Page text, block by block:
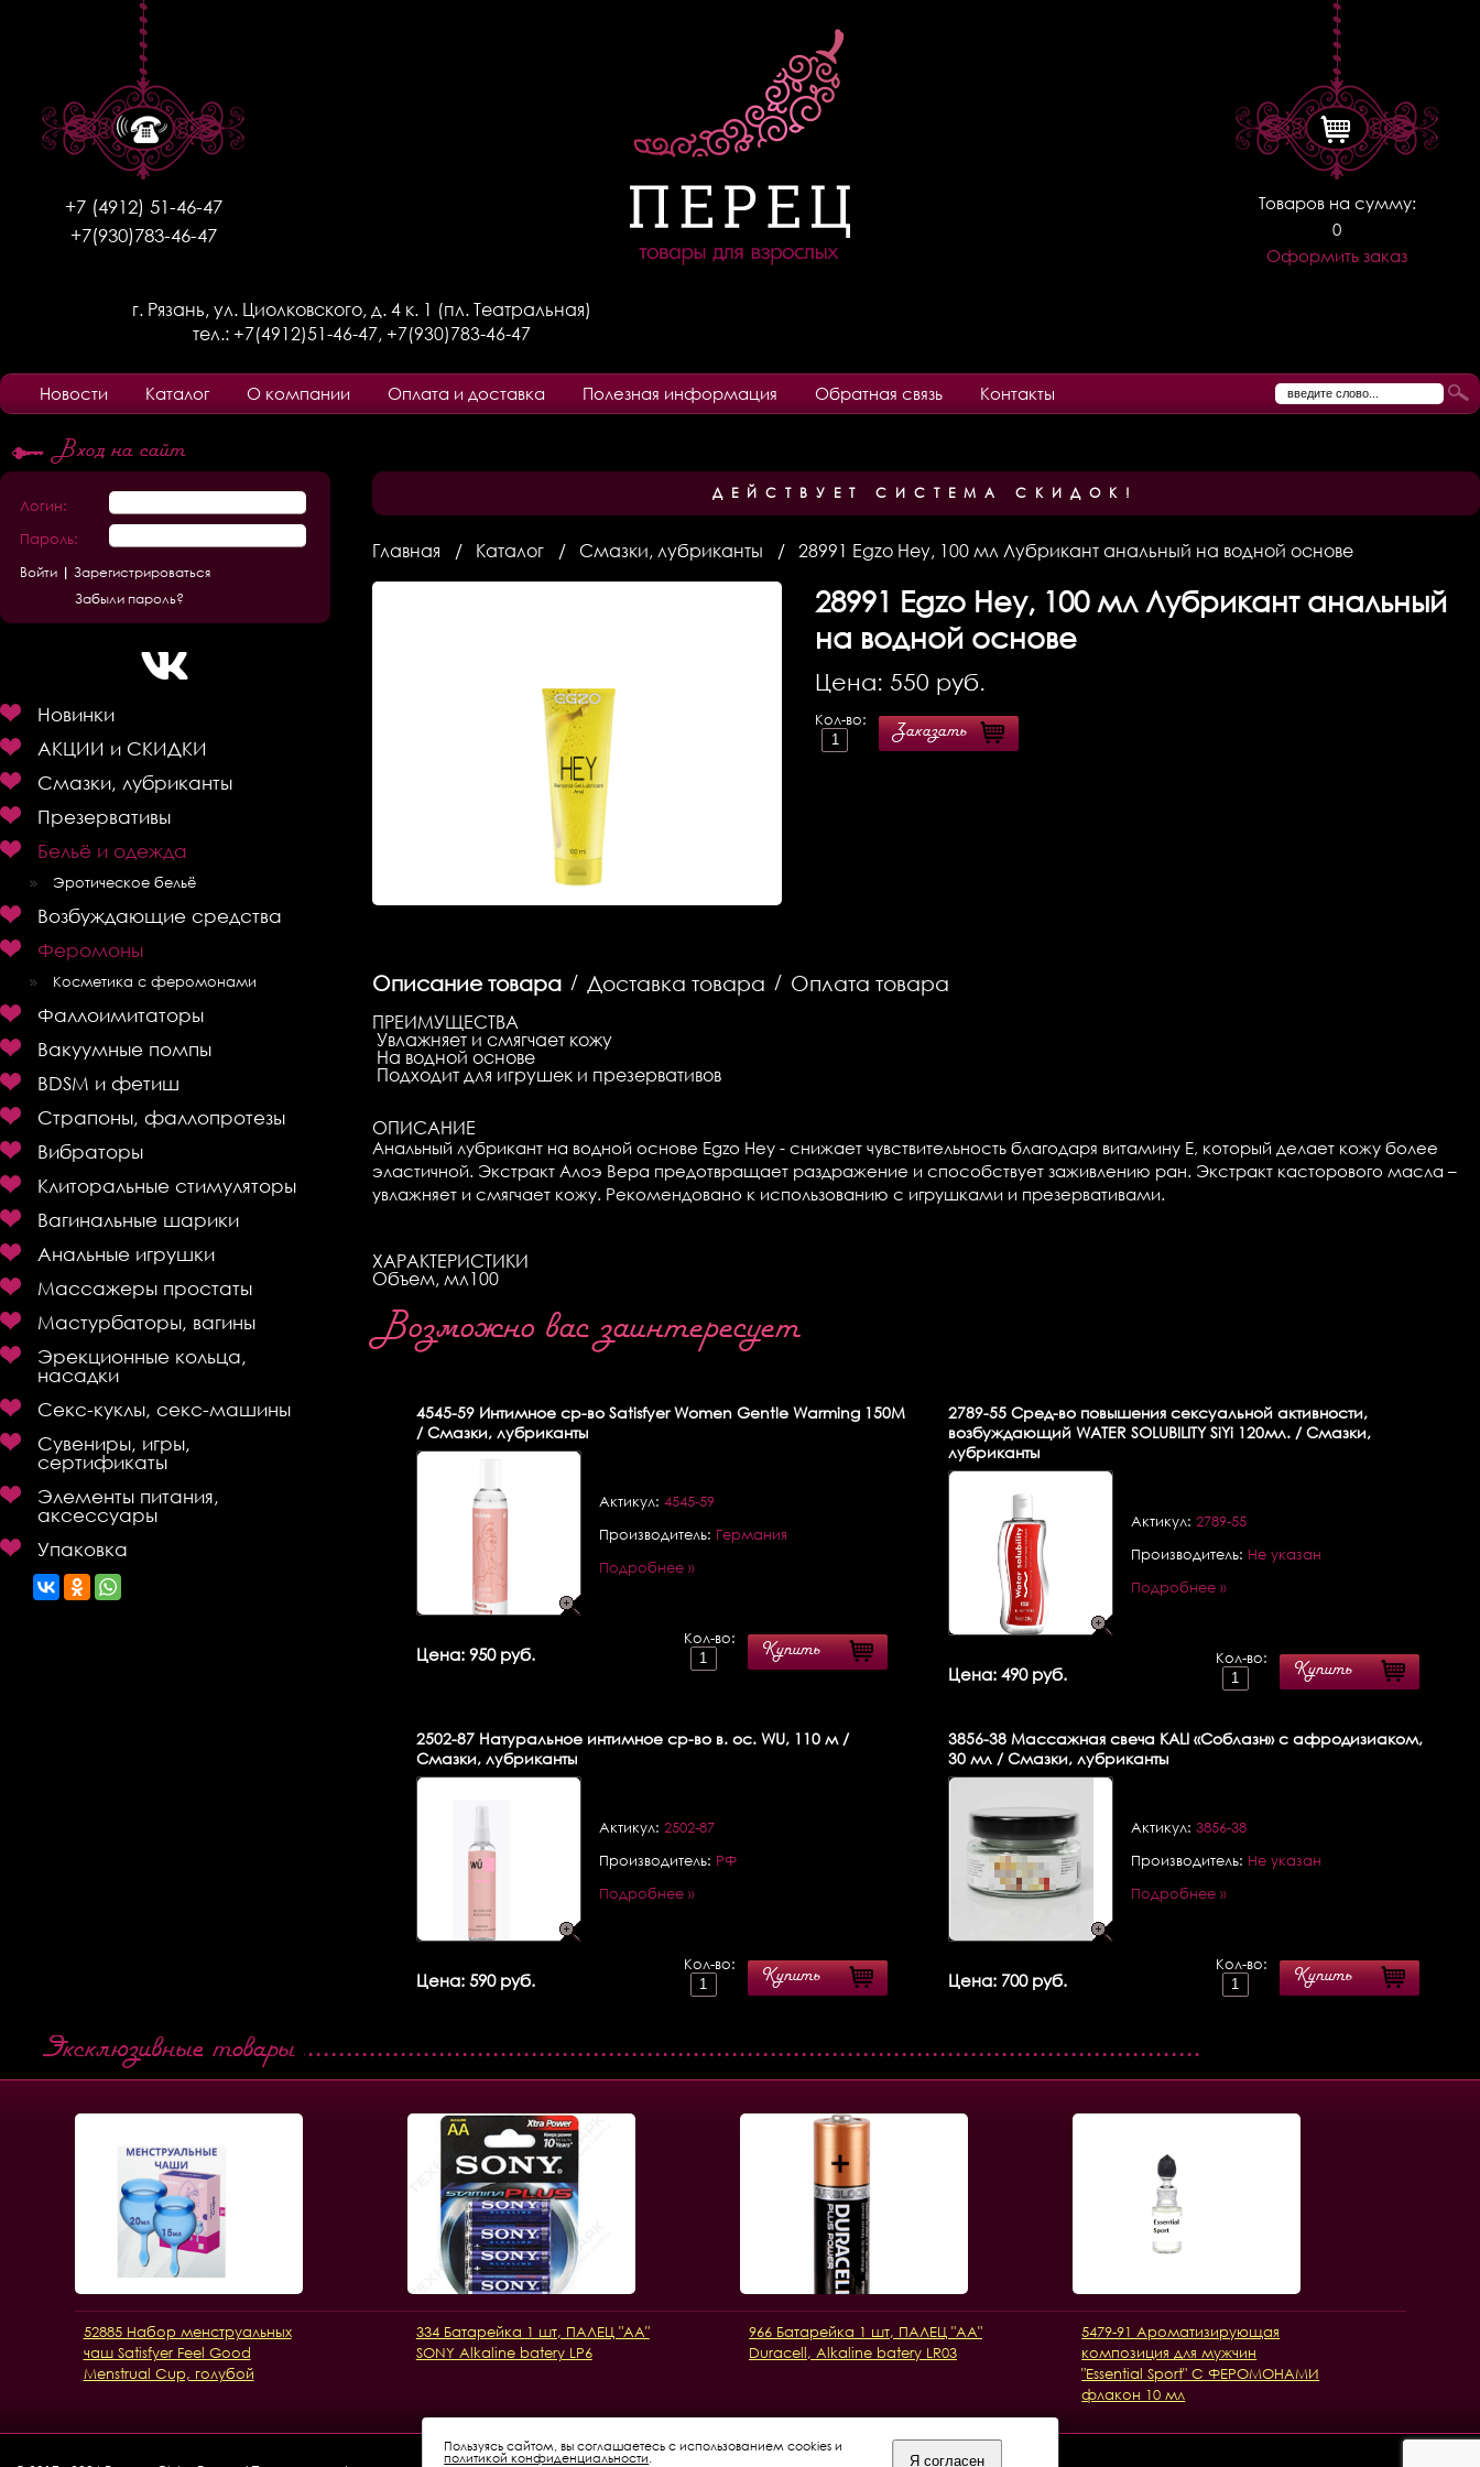
+7 (4912) 51-46-47
+7(930)783-46-47
Товаров на сумму:
0
Оформить заказ
г. Рязань, ул. Циолковского, д. 4 к. 1 (пл. Театральная)
тел.: +7(4912)51-46-47, +7(930)783-46-47
Новости Каталог О компании Оплата и доставка Полезная информация Обратная связь Контакты
Вход на сайт
Логин:
Пароль:
Зарегистрироваться
Забыли пароль?
Новинки
АКЦИИ и СКИДКИ
Смазки, лубриканты
Презервативы
Бельё и одежда
Эротическое бельё
Возбуждающие средства
Феромоны
Косметика с феромонами
Фаллоимитаторы
Вакуумные помпы
BDSM и фетиш
Страпоны, фаллопротезы
Вибраторы
Клиторальные стимуляторы
Вагинальные шарики
Анальные игрушки
Массажеры простаты
Мастурбаторы, вагины
Эрекционные кольца,
насадки
Секс-куклы, секс-машины
Сувениры, игры,
сертификаты
Элементы питания,
аксессуары
Упаковка
ДЕЙСТВУЕТ СИСТЕМА СКИДОК!
Главная Каталог Смазки, лубриканты 28991 Egzo Hey, 100 мл Лубрикант анальный на водной основе
28991 Egzo Hey, 100 мл Лубрикант анальный
на водной основе
Цена: 550 руб.
Кол-во:
Заказать
Описание товара/ Доставка товара / Оплата товара
ПРЕИМУЩЕСТВА
Увлажняет и смягчает кожу
На водной основе
Подходит для игрушек и презервативов
ОПИСАНИЕ
Анальный лубрикант на водной основе Egzo Hey - снижает чувствительность благодаря витамину Е, который делает кожу более
эластичной. Экстракт Алоэ Вера предотвращает раздражение и способствует заживлению ран. Экстракт касторового масла –
увлажняет и смягчает кожу. Рекомендовано к использованию с игрушками и презервативами.
ХАРАКТЕРИСТИКИ
Объем, мл100
Возможно вас заинтересует
4545-59Интимное ср-во Satisfyer Women Gentle Warming 150М
/ Смазки, лубриканты
Актикул: 4545-59
Производитель: Германия
Подробнее »
Цена: 950 руб.
Кол-во:
Купить
2789-55Сред-во повышения сексуальной активности,
возбуждающий WATER SOLUBILITY SiYi 120мл. / Смазки,
лубриканты
Актикул: 2789-55
Производитель: Не указан
Подробнее »
Цена: 490 руб.
Кол-во:
Купить
2502-87Натуральное интимное ср-во в. ос. WU, 110 м /
Смазки, лубриканты
Актикул: 2502-87
Производитель: РФ
Подробнее »
Цена: 590 руб.
Кол-во:
Купить
3856-38Массажная свеча KALI «Соблазн» с афродизиаком,
30 мл / Смазки, лубриканты
Актикул: 3856-38
Производитель: Не указан
Подробнее »
Цена: 700 руб.
Кол-во:
Купить
Эксклюзивные товары
52885 Набор менструальных
чаш Satisfyer Feel Good
Menstrual Cup, голубой
334 Батарейка 1 шт, ПАЛЕЦ "AA"
SONY Alkaline batery LP6
966 Батарейка 1 шт, ПАЛЕЦ "AA"
Duracell, Alkaline batery LR03
5479-91 Ароматизирующая
композиция для мужчин
"Essential Sport" С ФЕРОМОНАМИ
флакон 10 мл
Пользуясь сайтом, вы соглашаетесь с использованием cookies и
политикой конфиденциальности
Я согласен